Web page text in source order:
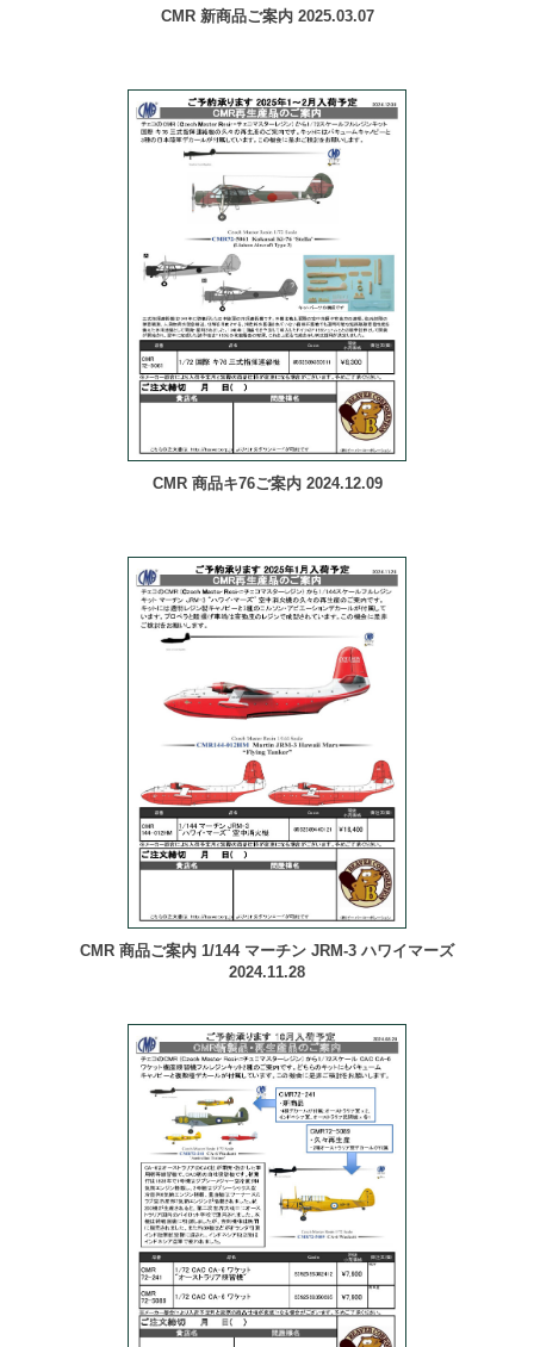
CMR 新商品ご案内 2025.03.07
CMR 商品キ76ご案内 2024.12.09
CMR 商品ご案内 1/144 マーチン JRM-3 ハワイマーズ
2024.11.28